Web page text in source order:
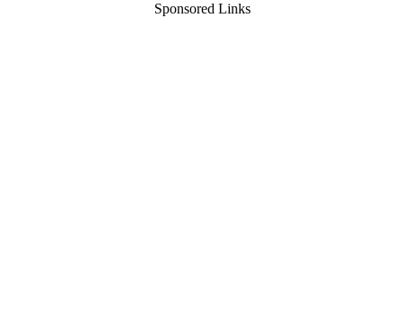
Sponsored Links